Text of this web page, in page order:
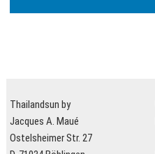
Thailandsun by
Jacques A. Maué
Ostelsheimer Str. 27